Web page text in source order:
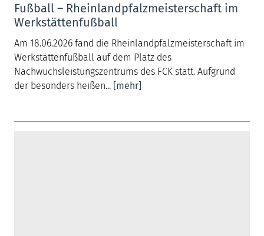
Fußball – Rheinlandpfalzmeisterschaft im
Werkstättenfußball
Am 18.06.2026 fand die Rheinlandpfalzmeisterschaft im
Werkstättenfußball auf dem Platz des
Nachwuchsleistungszentrums des FCK statt. Aufgrund
der besonders heißen... [mehr]